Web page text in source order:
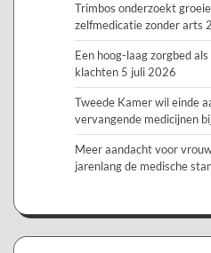
Trimbos onderzoekt
zelfmedicatie zonder arts
Een hoog-laag zorgbed
klachten 5 juli 2026
Tweede Kamer wil einde
vervangende medicijnen
Meer aandacht voor
jarenlang de medische